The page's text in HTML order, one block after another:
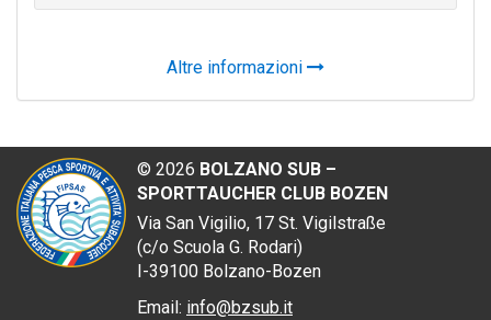
Altre informazioni
© 2026 BOLZANO SUB –
SPORTTAUCHER CLUB BOZEN
Via San Vigilio, 17 St. Vigilstraße
(c/o Scuola G. Rodari)
-39100 Bolzano- Bozen
Email: info@bzsub.it